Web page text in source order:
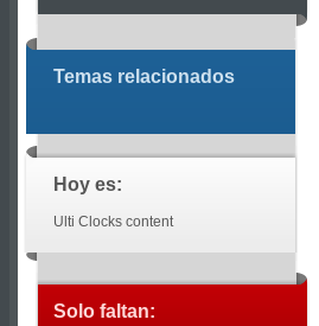
Temas relacionados
Hoy es:
Ulti Clocks content
Solo faltan: